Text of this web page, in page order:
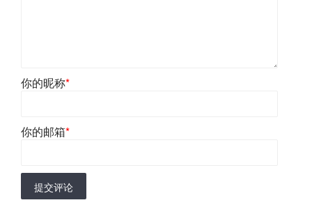
你的昵称*
你的邮箱*
提交评论